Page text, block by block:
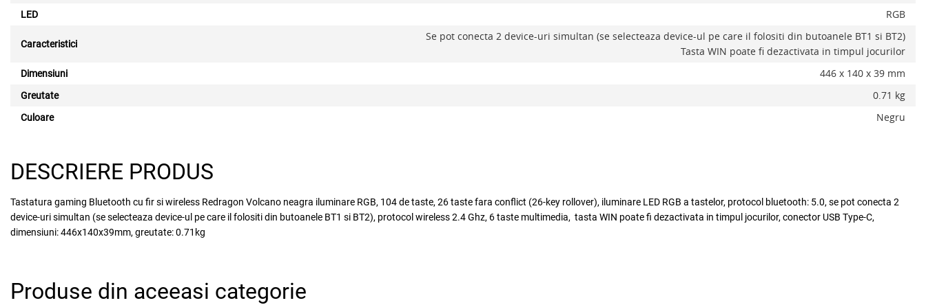
LED RGB
Caracteristici
Se pot conecta 2 device-uri simultan (se selecteaza device-ul pe care il folositi din butoanele BT1 si BT2)
Tasta WIN poate fi dezactivata in timpul jocurilor
Dimensiuni 446 x 140 x 39 mm
Greutate 0.71 kg
Culoare Negru
DESCRIERE PRODUS
Tastatura gaming Bluetooth cu fir si wireless Redragon Volcano neagra iluminare RGB, 104 de taste, 26 taste fara conflict (26-key rollover), iluminare LED RGB a tastelor, protocol bluetooth: 5.0, se pot conecta 2
device-uri simultan (se selecteaza device-ul pe care il folositi din butoanele BT1 si BT2), protocol wireless 2.4 Ghz, 6 taste multimedia, tasta WIN poate fi dezactivata in timpul jocurilor, conector USB Type-C,
dimensiuni: 446x140x39mm, greutate: 0.71kg
Produse din aceeasi categorie
Adauga la favorite ADAUGA IN COS